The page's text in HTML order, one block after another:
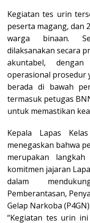
Kegiatan tes urin
peserta magang, dan
warga binaan.
dilaksanakan secara
akuntabel,
operasional prosedur
berada di bawah
termasuk petugas
untuk memastikan
Kepala Lapas
menegaskan bahwa
merupakan
komitmen jajaran
dalam
Pemberantasan,
Gelap Narkoba (P4GN).
“Kegiatan tes urin